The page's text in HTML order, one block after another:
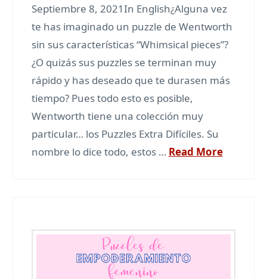
Septiembre 8, 2021In English¿Alguna vez
te has imaginado un puzzle de Wentworth
sin sus características “Whimsical pieces”?
¿O quizás sus puzzles se terminan muy
rápido y has deseado que te durasen más
tiempo? Pues todo esto es posible,
Wentworth tiene una colección muy
particular… los Puzzles Extra Difíciles. Su
nombre lo dice todo, estos … Read More